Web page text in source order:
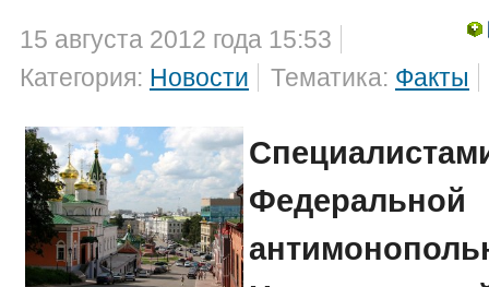
15 августа 2012 года 15:53
Категория: Новости Тематика: Факты
Федеральной